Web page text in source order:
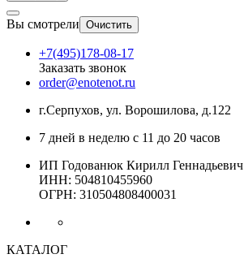
Вы смотрели Очистить
+7(495)178-08-17
Заказать звонок
order@enotenot.ru
г.Серпухов, ул. Ворошилова, д.122
7 дней в неделю с 11 до 20 часов
ИП Годованюк Кирилл Геннадьевич
ИНН: 504810455960
ОГРН: 310504808400031
КАТАЛОГ